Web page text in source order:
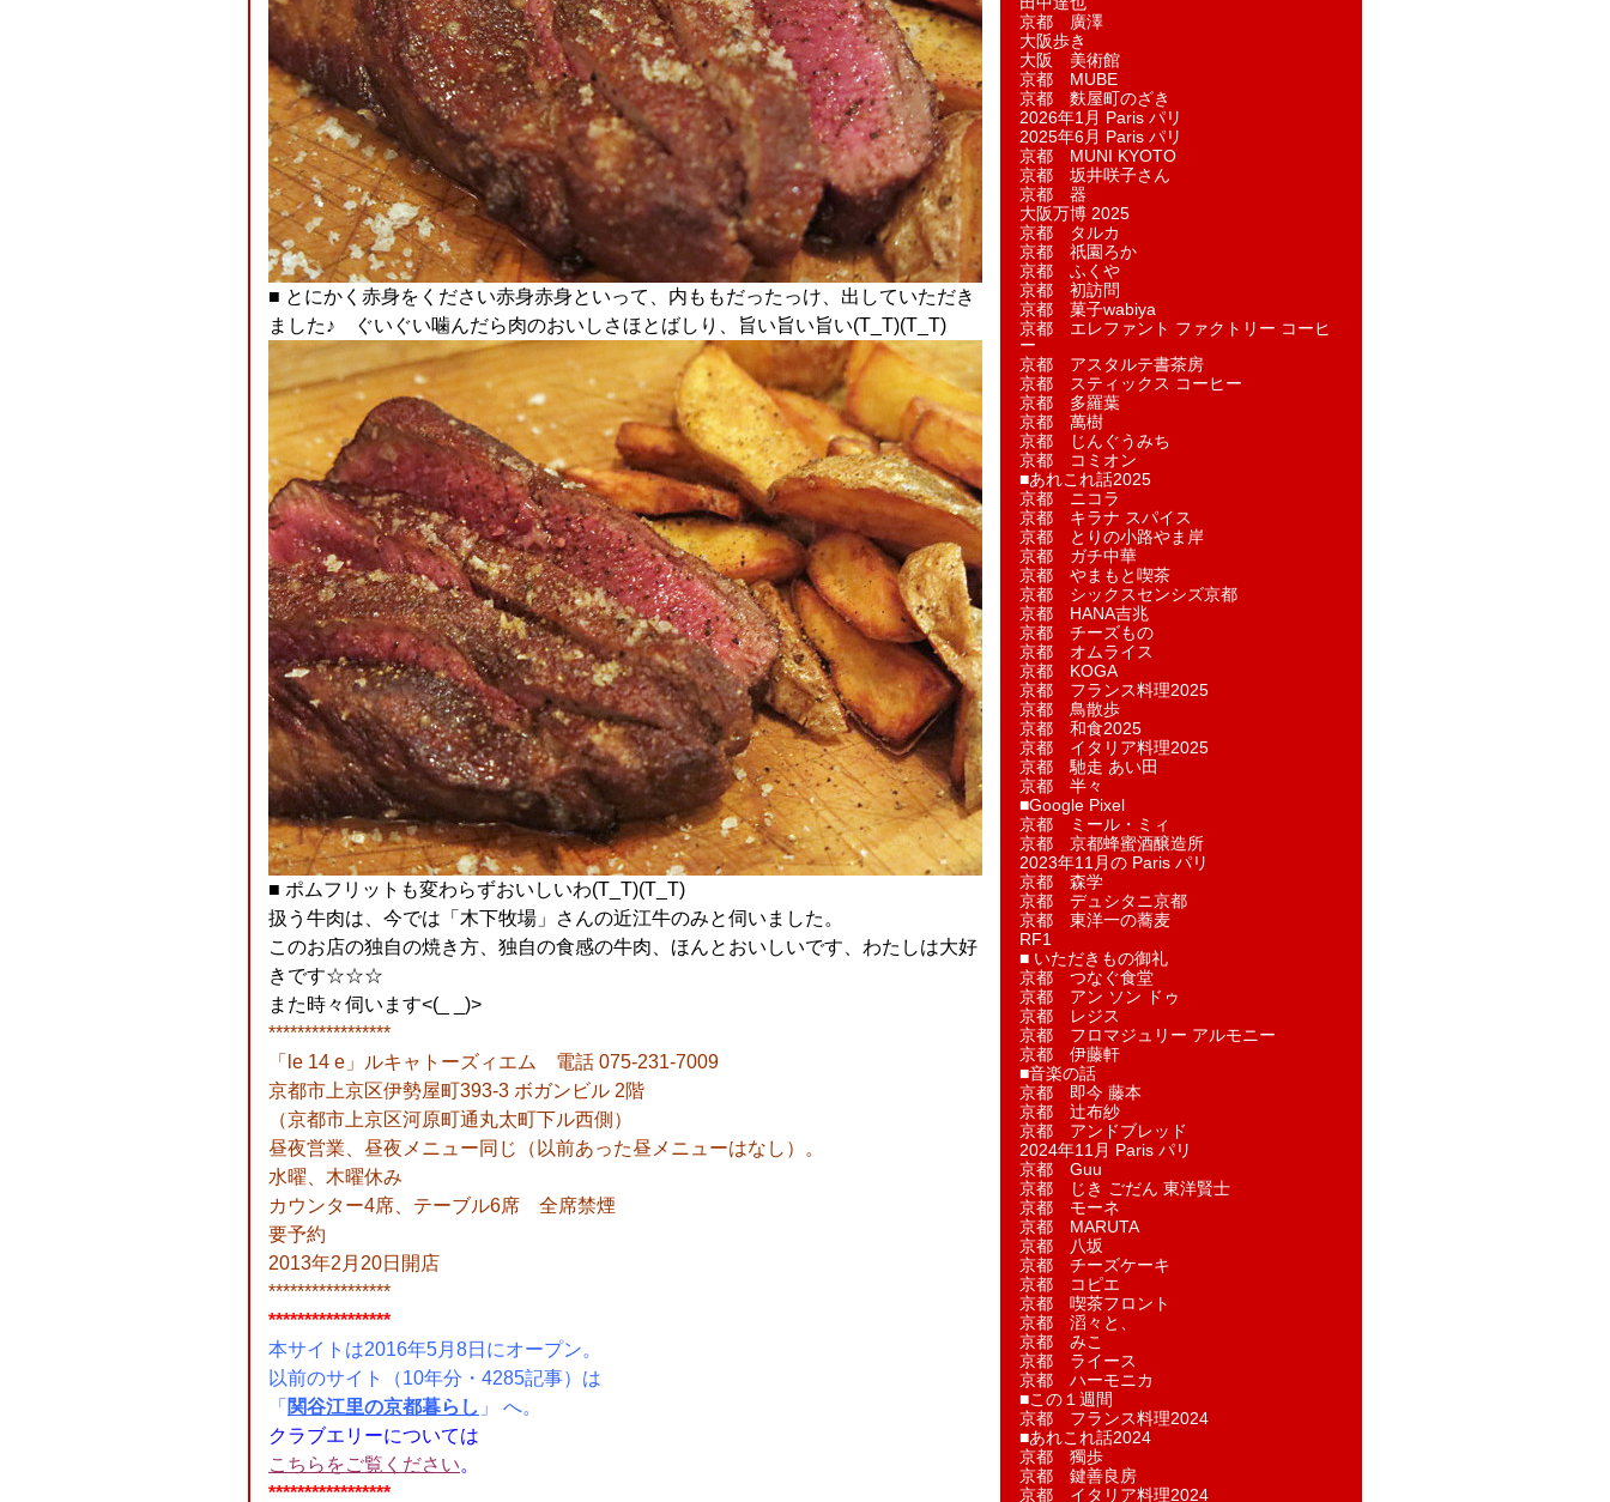
■ とにかく赤身をください赤身赤身といって、内ももだったっけ、出していただき
ました♪ ぐいぐい噛んだら肉のおいしさほとばしり、旨い旨い旨い(T_T)(T_T)
■ ポムフリットも変わらずおいしいわ(T_T)(T_T)
扱う牛肉は、今では「木下牧場」さんの近江牛のみと伺いました。
このお店の独自の焼き方、独自の食感の牛肉、ほんとおいしいです、わたしは大好
きです☆☆☆
また時々伺います<(_ _)>
*****************
「le 14 e」ルキャトーズィエム 電話 075-231-7009
京都市上京区伊勢屋町393-3 ボガンビル 2階
（京都市上京区河原町通丸太町下ル西側）
昼夜営業、昼夜メニュー同じ（以前あった昼メニューはなし）。
水曜、木曜休み
カウンター4席、テーブル6席 全席禁煙
要予約
2013年2月20日開店
*****************
*****************
本サイトは2016年5月8日にオープン。
以前のサイト（10年分・4285記事）は
「 関谷江里の京都暮らし 」 へ。
クラブエリーについては
こちらをご覧ください。
*****************
京都 廣澤
大阪歩き
大阪 美術館
京都 MUBE
京都 麩屋町のざき
2026年1月 Paris パリ
2025年6月 Paris パリ
京都 MUNI KYOTO
京都 坂井咲子さん
京都 器
大阪万博 2025
京都 タルカ
京都 祇園ろか
京都 ふくや
京都 初訪問
京都 菓子wabiya
京都 エレファント ファクトリー コーヒ
ー
京都 アスタルテ書茶房
京都 スティックス コーヒー
京都 多羅葉
京都 萬樹
京都 じんぐうみち
京都 コミオン
■あれこれ話2025
京都 ニコラ
京都 キラナ スパイス
京都 とりの小路やま岸
京都 ガチ中華
京都 やまもと喫茶
京都 シックスセンシズ京都
京都 HANA吉兆
京都 チーズもの
京都 オムライス
京都 KOGA
京都 フランス料理2025
京都 鳥散歩
京都 和食2025
京都 イタリア料理2025
京都 馳走 あい田
京都 半々
■Google Pixel
京都 ミール・ミィ
京都 京都蜂蜜酒醸造所
2023年11月の Paris パリ
京都 森学
京都 デュシタニ京都
京都 東洋一の蕎麦
RF1
■ いただきもの御礼
京都 つなぐ食堂
京都 アン ソン ドゥ
京都 レジス
京都 フロマジュリー アルモニー
京都 伊藤軒
■音楽の話
京都 即今 藤本
京都 辻布紗
京都 アンドブレッド
2024年11月 Paris パリ
京都 Guu
京都 じき ごだん 東洋賢士
京都 モーネ
京都 MARUTA
京都 八坂
京都 チーズケーキ
京都 コピエ
京都 喫茶フロント
京都 滔々と、
京都 みこ
京都 ライース
京都 ハーモニカ
■この１週間
京都 フランス料理2024
■あれこれ話2024
京都 獨歩
京都 鍵善良房
京都 イタリア料理2024